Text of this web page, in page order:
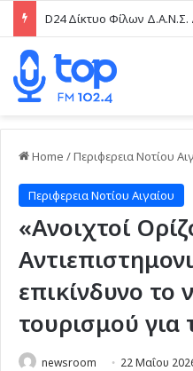
Home /Περιφερεια Νοτίου
Περιφερεια Νοτίου Αιγαίου
«Ανοιχτοί
επικίνδυνο το
τουρισμού για
newsroom 22 Μαΐου